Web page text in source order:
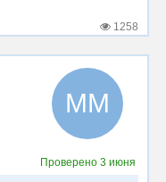
1258
ММ
Проверено 3 июня